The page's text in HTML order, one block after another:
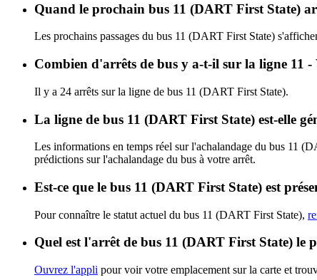
Quand le prochain bus 11 (DART First State)
Les prochains passages du bus 11 (DART First State)
Combien d'arrêts de bus y a-t-il sur la ligne 11
Il y a 24 arrêts sur la ligne de bus 11 (DART First State).
La ligne de bus 11 (DART First State) est-elle
Les informations en temps réel sur l'achalandage du bus 11
prédictions sur l'achalandage du bus à votre arrêt.
Est-ce que le bus 11 (DART First State) est
Pour connaître le statut actuel du bus 11 (DART First State),
Quel est l'arrêt de bus 11 (DART First State) le
Ouvrez l'appli pour voir votre emplacement sur la carte et